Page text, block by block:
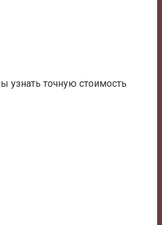
узнать точную стоимость